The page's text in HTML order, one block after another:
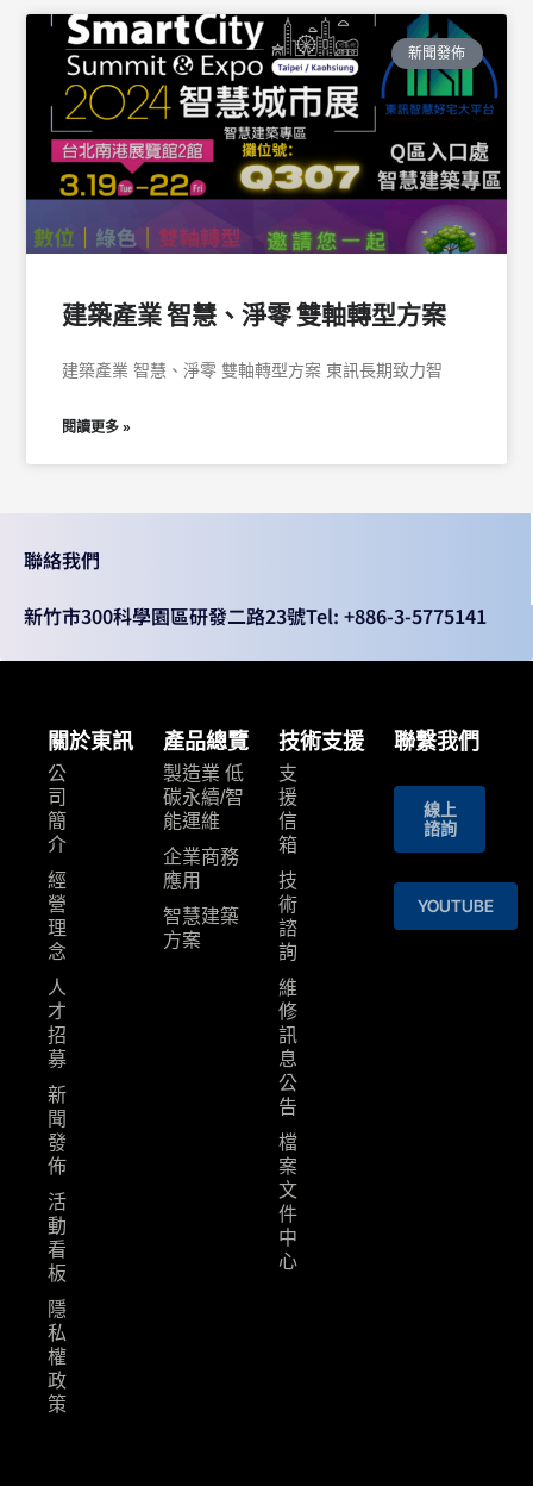
新聞發佈
建築產業 智慧、淨零 雙軸轉型方案
建築產業 智慧、淨零 雙軸轉型方案 東訊長期致力智
閱讀更多 »
聯絡我們
新竹市300科學園區研發二路23號Tel: +886-3-5775141
關於東訊
公
司
簡
介
經
營
理
念
人
才
招
募
新
聞
發
佈
活
動
看
板
隱
私
權
政
策
產品總覽
製造業 低
碳永續/智
能運維
企業商務
應用
智慧建築
⽅案
技術支援
支
援
信
箱
技
術
諮
詢
維
修
訊
息
公
告
檔
案
文
件
中
心
聯繫我們
線上
諮詢
YOUTUBE